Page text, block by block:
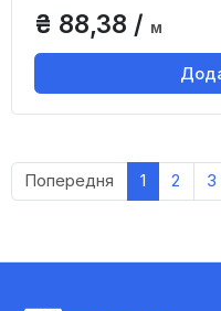
₴ 88,38 / м
Попередня 1 2 3